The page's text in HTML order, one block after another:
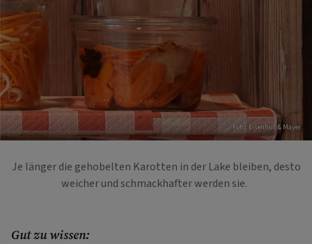
Foto: Eisenhut & Mayer
Je länger die gehobelten Karotten in der Lake bleiben, desto
weicher und schmackhafter werden sie.
Gut zu wissen: